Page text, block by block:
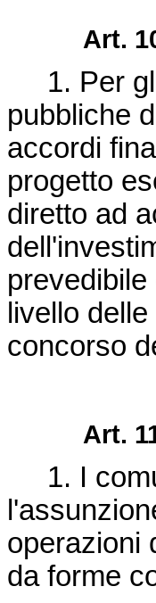
Art.
1. Per gli
pubbliche
accordi
progetto
diretto ad
livello
concorso
Art.
1. I
operazioni
da forme